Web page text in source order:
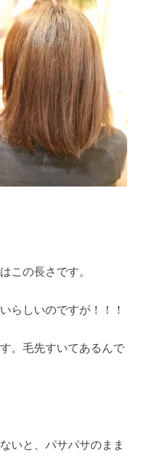
この長さです。
らしいのですが！！！
。毛先すいてあるんで
いと、パサパサのまま